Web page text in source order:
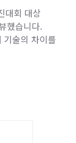
대회 대상
했습니다.
기술의 차이를